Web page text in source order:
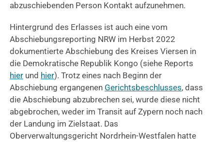
abzuschiebenden Person Kontakt aufzunehmen.
Hintergrund des Erlasses ist auch eine vom
Abschiebungsreporting NRW im Herbst 2022
dokumentierte Abschiebung des Kreises Viersen in
die Demokratische Republik Kongo (siehe Reports
hier und hier). Trotz eines nach Beginn der
Abschiebung ergangenen Gerichtsbeschlusses, dass
die Abschiebung abzubrechen sei, wurde diese nicht
abgebrochen, weder im Transit auf Zypern noch nach
der Landung im Zielstaat. Das
Oberverwaltungsgericht Nordrhein-Westfalen hatte